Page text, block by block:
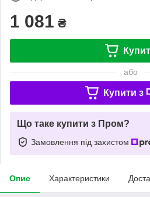
1 081 ₴
або
Купити з
Що таке купити з Пром?
Замовлення під захистом
Опис Характеристики